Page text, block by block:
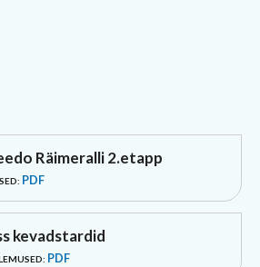
Räimeralli 2.etapp
PDF
kevadstardid
PDF